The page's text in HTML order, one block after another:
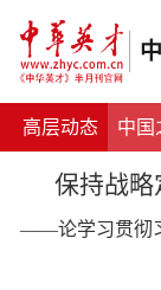
高层动态 中国
保持战略
——论学习贯彻